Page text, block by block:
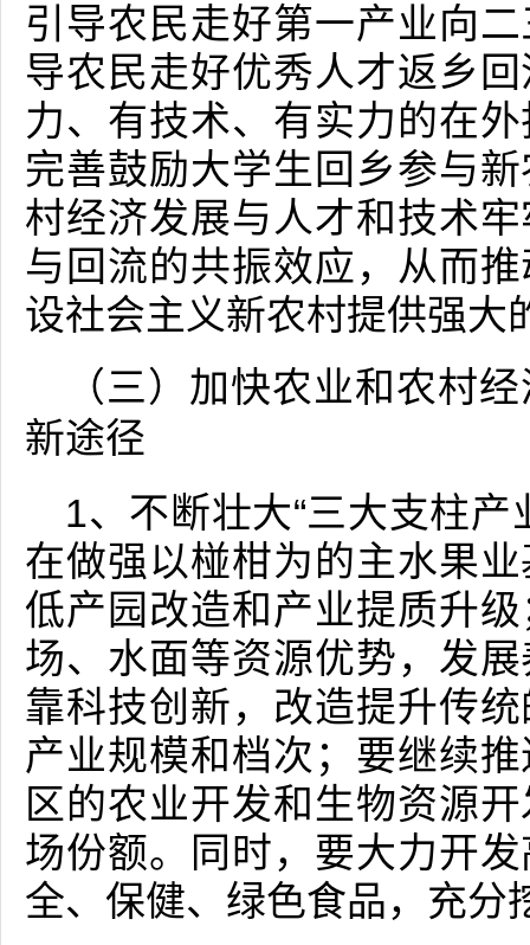
引导农民走好第一产业向
导农民走好优秀人才返乡
力、有技术、有实力的在
完善鼓励大学生回乡参与
村经济发展与人才和技术
与回流的共振效应，从而
设社会主义新农村提供强大
（三）加快农业和农村
新途径
1、不断壮大“三大支柱
在做强以椪柑为的主水果
低产园改造和产业提质升
场、水面等资源优势，发
靠科技创新，改造提升传
产业规模和档次；要继续
区的农业开发和生物资源
场份额。同时，要大力开
全、保健、绿色食品，充分